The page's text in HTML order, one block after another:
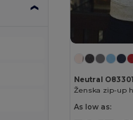
Neutral O83301
Ženska zip-up
As low as: